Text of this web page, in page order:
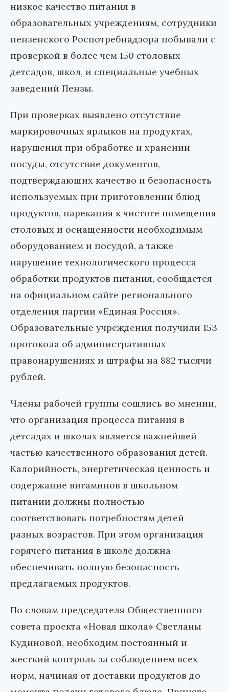
низкое качество питания в
образовательных учреждениям, сотрудники
пензенского Роспотребнадзора побывали с
проверкой в более чем 150 столовых
детсадов, школ, и специальные учебных
заведений Пензы.
При проверках выявлено отсутствие
маркировочных ярлыков на продуктах,
нарушения при обработке и хранении
посуды, отсутствие документов,
подтверждающих качество и безопасность
используемых при приготовлении блюд
продуктов, нарекания к чистоте помещения
столовых и оснащенности необходимым
оборудованием и посудой, а также
нарушение технологического процесса
обработки продуктов питания, сообщается
на официальном сайте регионального
отделения партии «Единая Россия».
Образовательные учреждения получили 153
протокола об административных
правонарушениях и штрафы на 882 тысячи
рублей.
Члены рабочей группы сошлись во мнении,
что организация процесса питания в
детсадах и школах является важнейшей
частью качественного образования детей.
Калорийность, энергетическая ценность и
содержание витаминов в школьном
питании должны полностью
соответствовать потребностям детей
разных возрастов. При этом организация
горячего питания в школе должна
обеспечивать полную безопасность
предлагаемых продуктов.
По словам председателя Общественного
совета проекта «Новая школа» Светланы
Кудиновой, необходим постоянный и
жесткий контроль за соблюдением всех
норм, начиная от доставки продуктов до